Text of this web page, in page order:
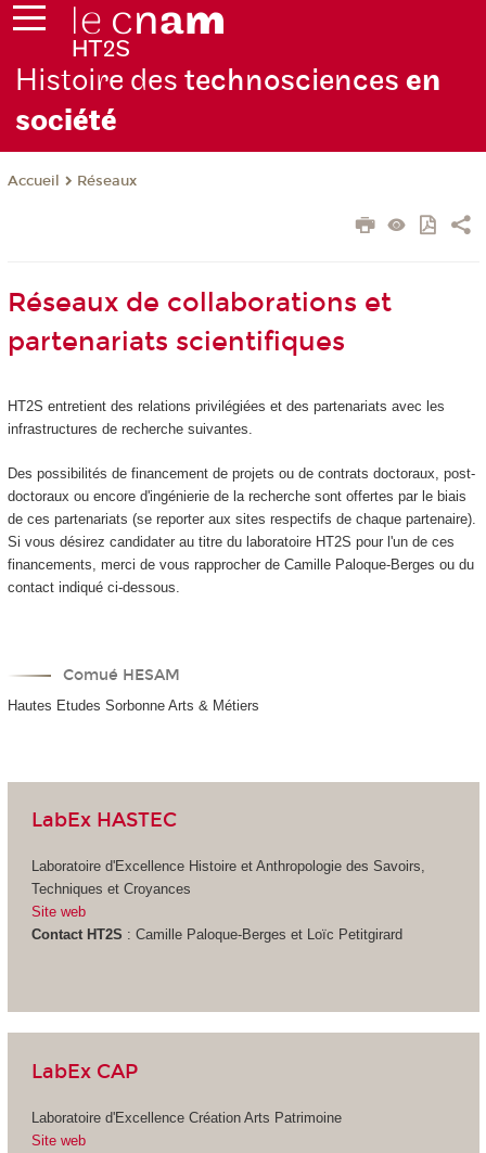
Histoire des technosciences en
société
Accueil Réseaux
Réseaux de collaborations et
partenariats scientifiques
HT2S entretient des relations privilégiées et des partenariats avec les
infrastructures de recherche suivantes.
Des possibilités de financement de projets ou de contrats doctoraux, post-
doctoraux ou encore d'ingénierie de la recherche sont offertes par le biais
de ces partenariats (se reporter aux sites respectifs de chaque partenaire).
Si vous désirez candidater au titre du laboratoire HT2S pour l'un de ces
financements, merci de vous rapprocher de Camille Paloque-Berges ou du
contact indiqué ci-dessous.
Comué HESAM
Hautes Etudes Sorbonne Arts & Métiers
LabEx HASTEC
Laboratoire d'Excellence Histoire et Anthropologie des Savoirs,
Techniques et Croyances
Site web
Contact HT2S : Camille Paloque-Berges et Loïc Petitgirard
LabEx CAP
Laboratoire d'Excellence Création Arts Patrimoine
Site web